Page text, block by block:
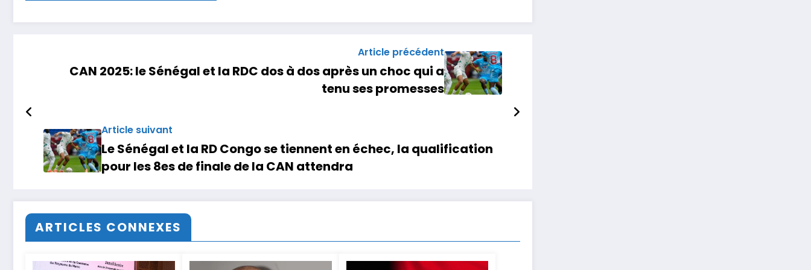
Article précédent
CAN 2025: le Sénégal et la RDC dos à dos après un choc qui a
tenu ses promesses
Article suivant
Le Sénégal et la RD Congo se tiennent en échec, la qualification
pour les 8es de finale de la CAN attendra
ARTICLES CONNEXES